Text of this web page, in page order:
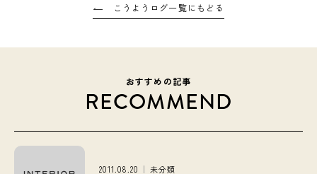
こうようログ一覧にもどる
おすすめの記事
RECOMMEND
2011.08.20 未分類